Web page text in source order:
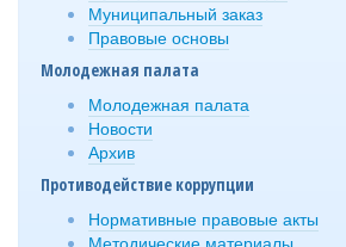
Муниципальный заказ
Правовые основы
Молодежная палата
Молодежная палата
Новости
Архив
Противодействие коррупции
Нормативные правовые акты
Методические материалы